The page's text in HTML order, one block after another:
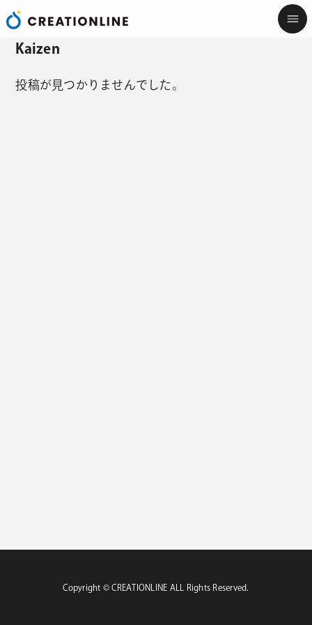
Kaizen
投稿が見つかりませんでした。
Copyright ©︎ CREATIONLINE ALL Rights Reserved.